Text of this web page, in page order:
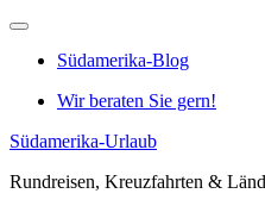
Zum
springenSüdamerika-Blog
Wir beraten Sie gern!
Südamerika-Urlaub
Rundreisen, Kreuzfahrten &